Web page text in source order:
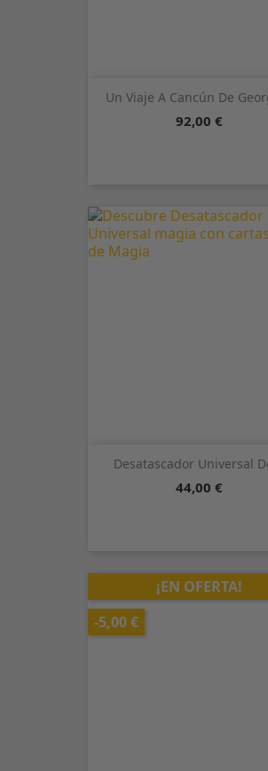
Un Viaje A Cancún De
Precio
92,00 €
Desatascador Universal
Precio
44,00 €
¡EN OFERTA!
-5,00 €